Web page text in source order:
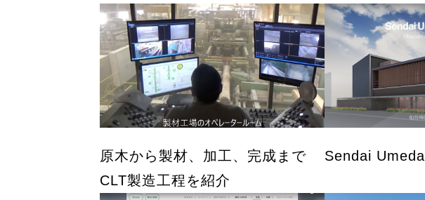
原木から製材、加工、完成まで
CLT製造工程を紹介
Sendai